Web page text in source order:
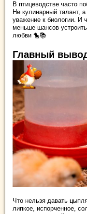
В птицеводстве часто
Не кулинарный талант,
уважение к биологии. И
меньше шансов
любви 🐤📚
Главный
Что нельзя давать
липкое, испорченное,